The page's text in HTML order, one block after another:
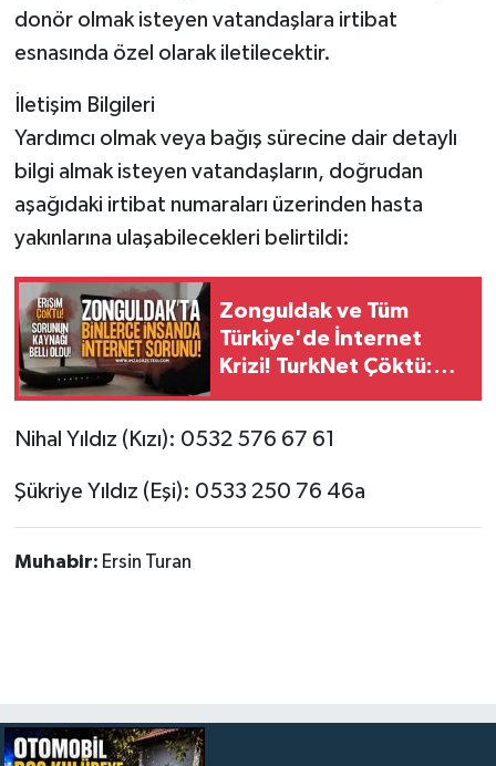
donör olmak isteyen vatandaşlara irtibat
esnasında özel olarak iletilecektir.
İletişim Bilgileri
Yardımcı olmak veya bağış sürecine dair detaylı
bilgi almak isteyen vatandaşların, doğrudan
aşağıdaki irtibat numaraları üzerinden hasta
yakınlarına ulaşabilecekleri belirtildi:
Zonguldak ve Tüm
Türkiye'de İnternet
Krizi! TurkNet Çöktü:
Nihal Yıldız (Kızı): 0532 576 67 61
Şükriye Yıldız (Eşi): 0533 250 76 46a
Muhabir: Ersin Turan